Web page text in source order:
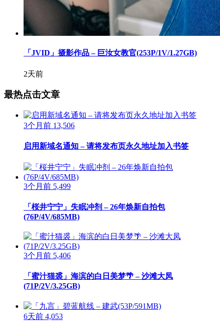
「JVID」摄影作品 – 巨汝女教官(253P/1V/1.27GB)
2天前
最热点击文章
3个月前 13,506
启用新域名通知 – 请将发布页永久地址加入书签
3个月前 5,499
「桜井宁宁」失眠冲剂 – 26年焕新自拍包
(76P/4V/685MB)
3个月前 5,406
「蜜汁猫裘」海滨的白日美梦🌴 – 沙滩大凤
(71P/2V/3.25GB)
6天前 4,053